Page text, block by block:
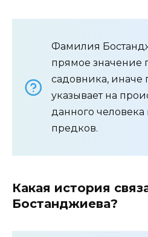
Фамилия
прямое
садовника, иначе
указывает на
данного
предков.
Какая история
Бостанджиева?